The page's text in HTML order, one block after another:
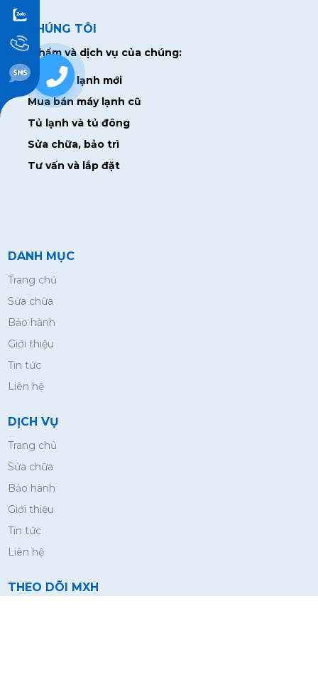
VỀ CHÚNG TÔI
Sản phẩm và dịch vụ của chúng:
Bán máy lạnh mới
Mua bán máy lạnh cũ
Tủ lạnh và tủ đông
Sửa chữa, bảo trì
Tư vấn và lắp đặt
DANH MỤC
Trang chủ
Sửa chữa
Bảo hành
Giới thiệu
Tin tức
Liên hệ
DỊCH VỤ
Trang chủ
Sửa chữa
Bảo hành
Giới thiệu
Tin tức
Liên hệ
THEO DÕI MXH
0938928715